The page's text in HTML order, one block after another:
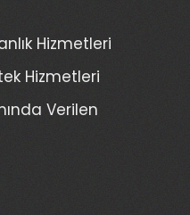
Hizmetleri
Hizmetleri
Verilen